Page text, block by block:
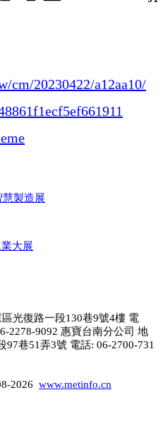
cm/20230422/a12aa10/
慧製造展
大展
光復路一段130巷9號4樓 電
2278-9092 惠寶台南分公司 地
巷51弄3號 電話: 06-2700-731
2026 www.metinfo.cn